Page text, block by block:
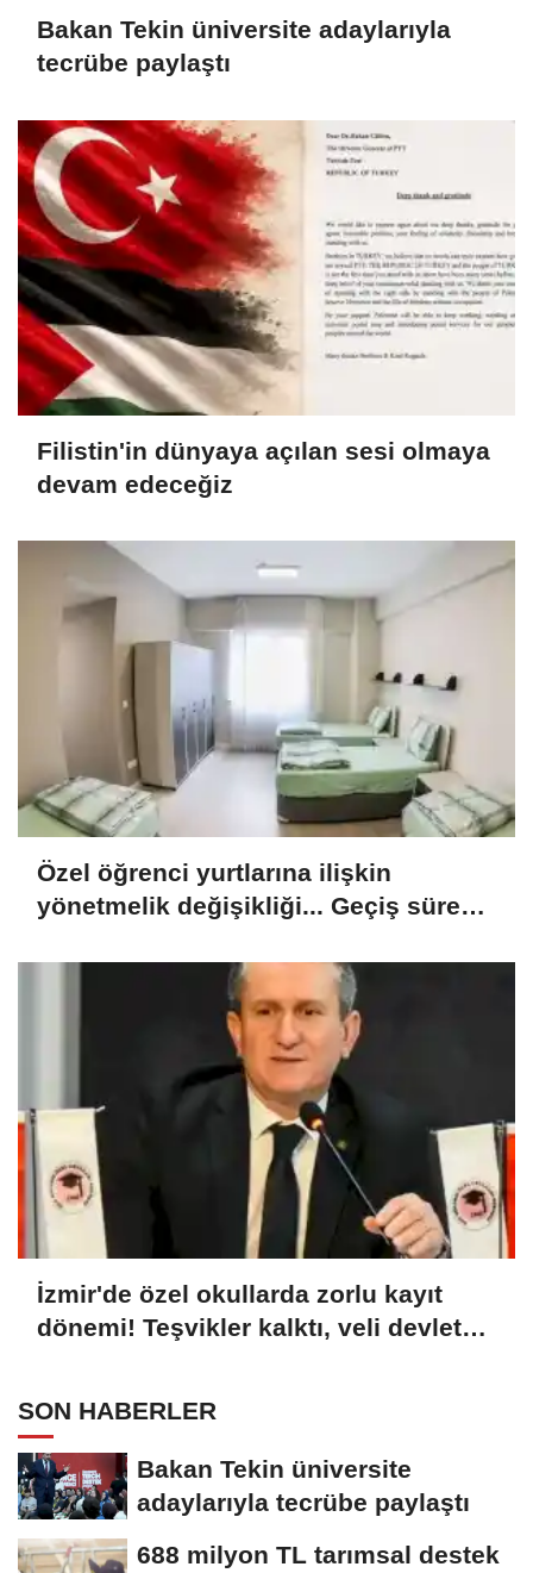
Bakan Tekin üniversite adaylarıyla
tecrübe paylaştı
Filistin'in dünyaya açılan sesi olmaya
devam edeceğiz
Özel öğrenci yurtlarına ilişkin
yönetmelik değişikliği... Geçiş süresi
İzmir'de özel okullarda zorlu kayıt
dönemi! Teşvikler kalktı, veli devlet
SON HABERLER
Bakan Tekin üniversite
adaylarıyla tecrübe paylaştı
688 milyon TL tarımsal destek